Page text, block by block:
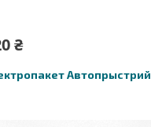
₴
Автопрыстрий